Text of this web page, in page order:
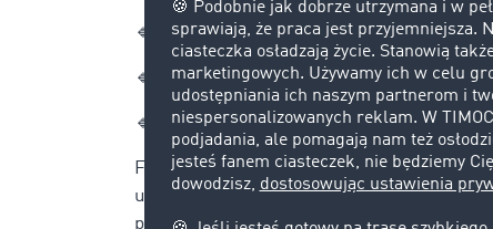
🔹kart paliwowych,
🔹kart płatniczych,
🔹urządzeń telematycznych Télépéage.
Firmy transportowenajczęściej
umożliwiają automatyczne naliczanie
przy każdej bramce. System Télépéage